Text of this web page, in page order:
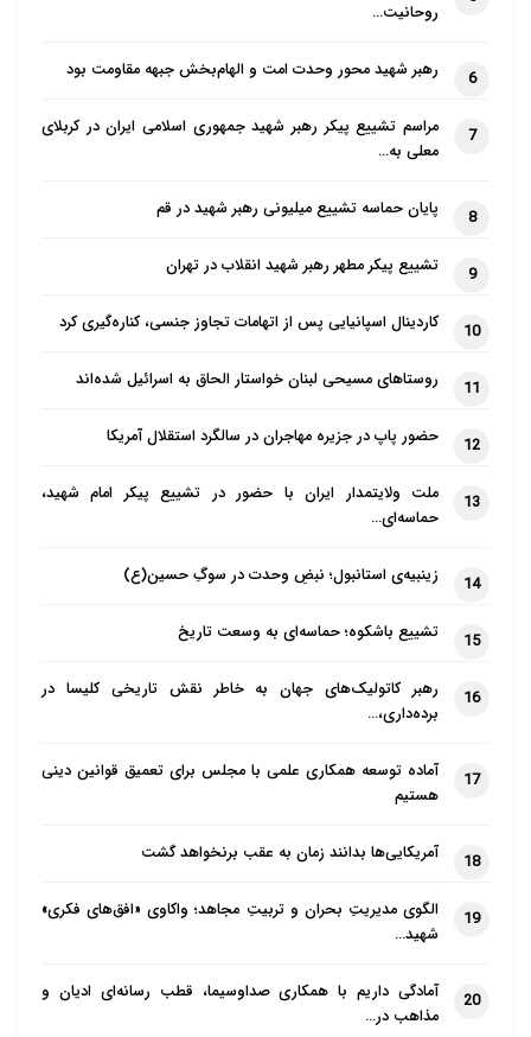
بگذرد این روزگار تلخ تر از تلخ
بار دگر روزگار چون شکر آید
روحانیت…
6 رهبر شهید محور وحدت امت و الهام‌بخش جبهه مقاومت بود
7
مراسم تشییع پیکر رهبر شهید جمهوری اسلامی ایران در کربلای
معلی به…
8 پایان حماسه تشییع میلیونی رهبر شهید در قم
9 تشییع پیکر مطهر رهبر شهید انقلاب در تهران
10 کاردینال اسپانیایی پس از اتهامات تجاوز جنسی، کناره‌گیری کرد
11 روستاهای مسیحی لبنان خواستار الحاق به اسرائیل شده‌اند
12 حضور پاپ در جزیره مهاجران در سالگرد استقلال آمریکا
13
ملت ولایتمدار ایران با حضور در تشییع پیکر امام شهید،
حماسه‌ای…
14 زینبیه‌ی استانبول؛ نبضِ وحدت در سوگِ حسین(ع)
15 تشییع باشکوه؛ حماسه‌ای به وسعت تاریخ
16
رهبر کاتولیک‌های جهان به خاطر نقش تاریخی کلیسا در
برده‌داری،…
17
آماده توسعه همکاری علمی با مجلس برای تعمیق قوانین دینی
هستیم
18 آمریکایی‌ها بدانند زمان به عقب برنخواهد گشت
19
الگوی مدیریتِ بحران و تربیتِ مجاهد؛ واکاوی «افق‌های فکری»
شهید…
20
آمادگی داریم با همکاری صداوسیما، قطب رسانه‌ای ادیان و
مذاهب در…